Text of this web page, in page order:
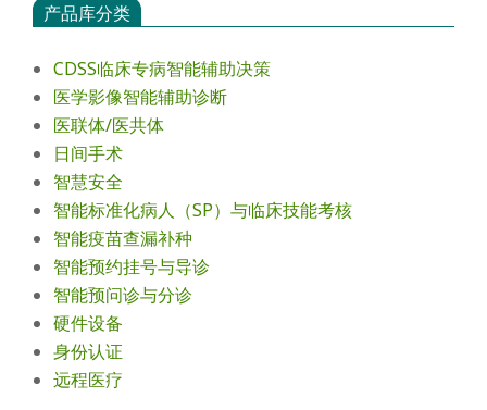
产品库分类
CDSS临床专病智能辅助决策
医学影像智能辅助诊断
医联体/医共体
日间手术
智慧安全
智能标准化病人（SP）与临床技能考核
智能疫苗查漏补种
智能预约挂号与导诊
智能预问诊与分诊
硬件设备
身份认证
远程医疗